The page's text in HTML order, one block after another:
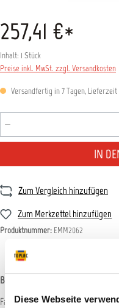
Diese Webseite
257,41 €*
Inhalt: 1 Stück
Preise inkl. MwSt. zzgl. Versandkosten
Versandfertig in 7 Tagen, Lieferzeit
Produkt Anzahl: Gib den
IN
Zum Vergleich hinzufügen
Zum Merkzettel hinzufügen
Produktnummer: EMM2062
Beschreibung
Fahrbarer Folienabroller für die